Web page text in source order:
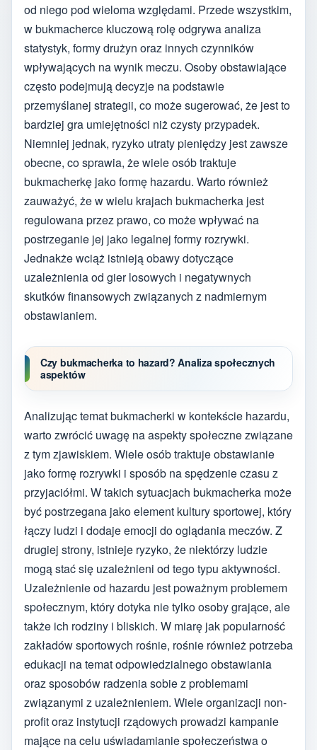
od niego pod wieloma względami. Przede wszystkim,
w bukmacherce kluczową rolę odgrywa analiza
statystyk, formy drużyn oraz innych czynników
wpływających na wynik meczu. Osoby obstawiające
często podejmują decyzje na podstawie
przemyślanej strategii, co może sugerować, że jest to
bardziej gra umiejętności niż czysty przypadek.
Niemniej jednak, ryzyko utraty pieniędzy jest zawsze
obecne, co sprawia, że wiele osób traktuje
bukmacherkę jako formę hazardu. Warto również
zauważyć, że w wielu krajach bukmacherka jest
regulowana przez prawo, co może wpływać na
postrzeganie jej jako legalnej formy rozrywki.
Jednakże wciąż istnieją obawy dotyczące
uzależnienia od gier losowych i negatywnych
skutków finansowych związanych z nadmiernym
obstawianiem.
Czy bukmacherka to hazard? Analiza społecznych
aspektów
Analizując temat bukmacherki w kontekście hazardu,
warto zwrócić uwagę na aspekty społeczne związane
z tym zjawiskiem. Wiele osób traktuje obstawianie
jako formę rozrywki i sposób na spędzenie czasu z
przyjaciółmi. W takich sytuacjach bukmacherka może
być postrzegana jako element kultury sportowej, który
łączy ludzi i dodaje emocji do oglądania meczów. Z
drugiej strony, istnieje ryzyko, że niektórzy ludzie
mogą stać się uzależnieni od tego typu aktywności.
Uzależnienie od hazardu jest poważnym problemem
społecznym, który dotyka nie tylko osoby grające, ale
także ich rodziny i bliskich. W miarę jak popularność
zakładów sportowych rośnie, rośnie również potrzeba
edukacji na temat odpowiedzialnego obstawiania
oraz sposobów radzenia sobie z problemami
związanymi z uzależnieniem. Wiele organizacji non-
profit oraz instytucji rządowych prowadzi kampanie
mające na celu uświadamianie społeczeństwa o